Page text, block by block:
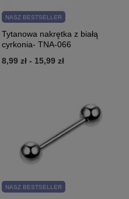
NASZ BESTSELLER
Tytanowa nakrętka z białą
cyrkonia- TNA-066
8,99 zł - 15,99 zł
NASZ BESTSELLER